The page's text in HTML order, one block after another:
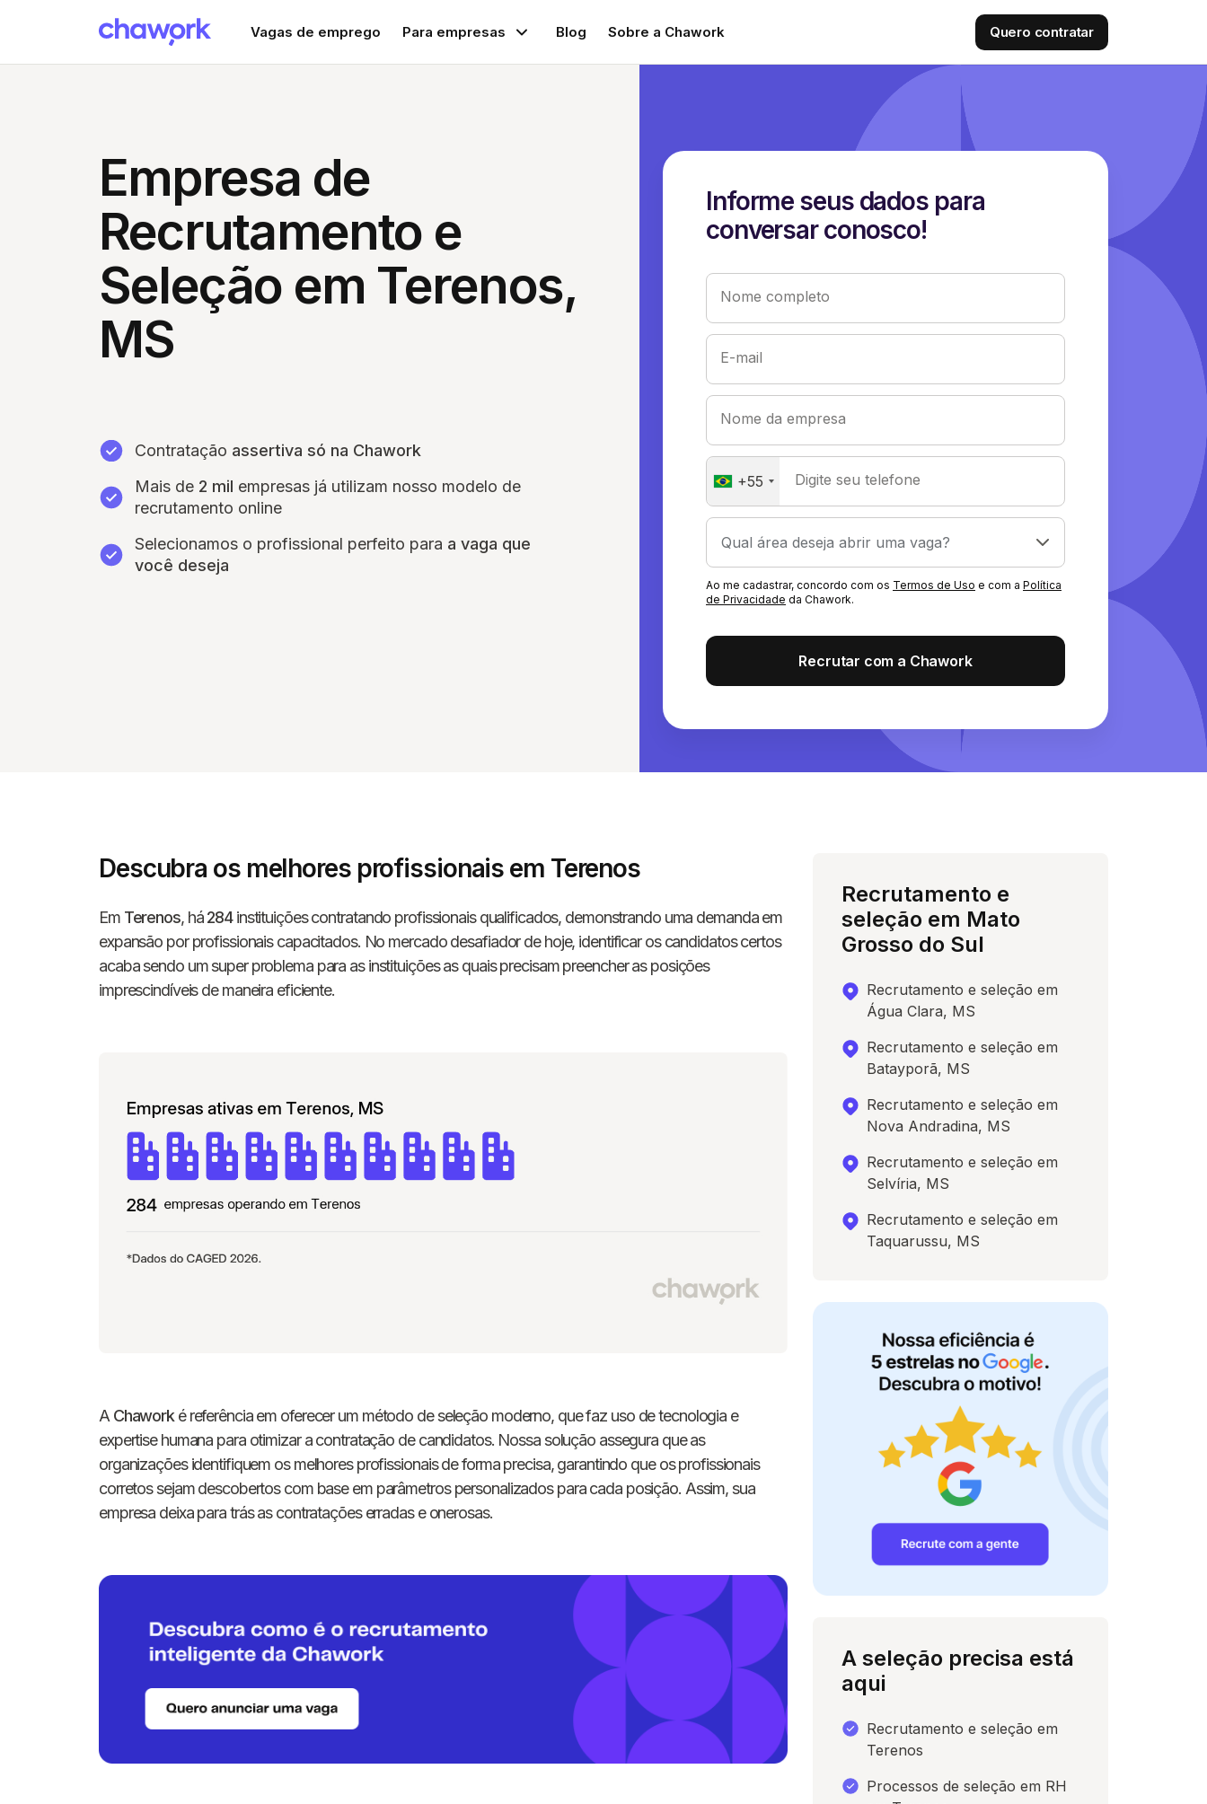
Vagas de emprego Para empresas Blog Sobre a Chawork Quero contratar
Empresa de
Recrutamento e
Seleção em Terenos,
MS
Contratação assertiva só na Chawork
Mais de 2 mil empresas já utilizam nosso modelo de
recrutamento online
Selecionamos o profissional perfeito para a vaga que
você deseja
Informe seus dados para
conversar conosco!
Nome completo
E-mail
Nome da empresa
+55 Digite seu telefone
Ao me cadastrar, concordo com os Termos de Uso e com a Política
de Privacidade da Chawork.
Recrutar com a Chawork
Descubra os melhores profissionais em Terenos
Em Terenos, há284instituições contratando profissionais qualificados, demonstrando uma demanda em
expansão por profissionais capacitados. No mercado desafiador de hoje, identificar os candidatos certos
acaba sendo um super problema para as instituições as quais precisam preencher as posições
imprescindíveis de maneira eficiente.
A Chawork é referência em oferecer um método de seleção moderno, que faz uso de tecnologia e
expertise humana para otimizar a contratação de candidatos. Nossa solução assegura que as
organizações identifiquem os melhores profissionais de forma precisa, garantindo que os profissionais
corretos sejam descobertos com base em parâmetros personalizados para cada posição. Assim, sua
empresa deixa para trás as contratações erradas e onerosas.
Recrutamento e
seleção em Mato
Grosso do Sul
Recrutamento e seleção em
Água Clara, MS
Recrutamento e seleção em
Batayporã, MS
Recrutamento e seleção em
Nova Andradina, MS
Recrutamento e seleção em
Selvíria, MS
Recrutamento e seleção em
Taquarussu, MS
A seleção precisa está
aqui
Recrutamento e seleção em
Terenos
Processos de seleção em RH